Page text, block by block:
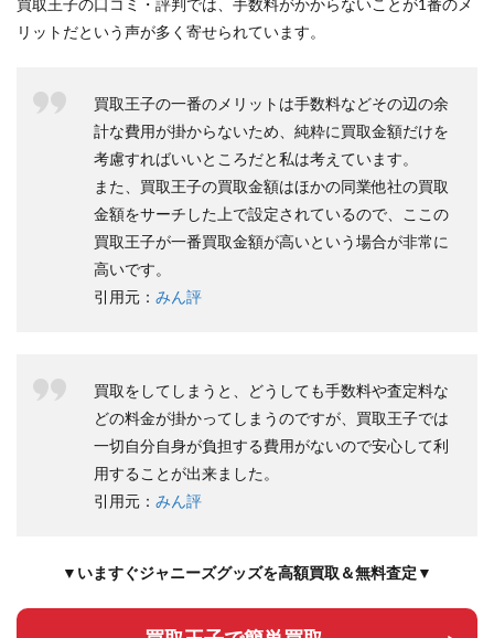
買取王子の口コミ・評判では、手数料がかからないことが1番のメ
リットだという声が多く寄せられています。
買取王子の一番のメリットは手数料などその辺の余
計な費用が掛からないため、純粋に買取金額だけを
考慮すればいいところだと私は考えています。
また、買取王子の買取金額はほかの同業他社の買取
金額をサーチした上で設定されているので、ここの
買取王子が一番買取金額が高いという場合が非常に
高いです。
引用元： みん評
買取をしてしまうと、どうしても手数料や査定料な
どの料金が掛かってしまうのですが、買取王子では
一切自分自身が負担する費用がないので安心して利
用することが出来ました。
引用元： みん評
▼いますぐジャニーズグッズを高額買取＆無料査定▼